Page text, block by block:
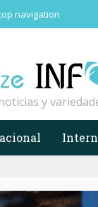
navigation
y